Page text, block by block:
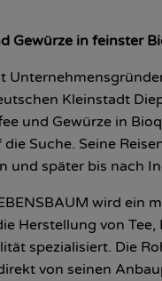
Gewürze in feinster
Kleinstadt
und Gewürze in
Suche. Seine
und später bis nach
wird ein
Herstellung von Tee,
spezialisiert. Die
von seinen